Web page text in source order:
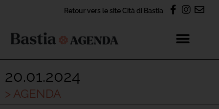
Retour vers le site Cità di Bastia
20.01.2024
> AGENDA